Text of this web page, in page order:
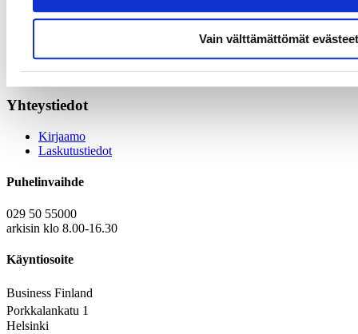
Vain välttämättömät evästeet
toteutuksesta tulee keskustella Business Finlandin ja veturiyritysten
yhteyshenkilöiden kanssa (ks. yhteystiedot). Business Finland tekee
rahoituspäätökset normaalien valintakriteereiden mukaan.
Tutustu hakuohjeeseen (pdf)
Yhteystiedot
Kirjaamo
Laskutustiedot
Puhelinvaihde
029 50 55000
arkisin klo 8.00-16.30
Käyntiosoite
Business Finland
Porkkalankatu 1
Helsinki